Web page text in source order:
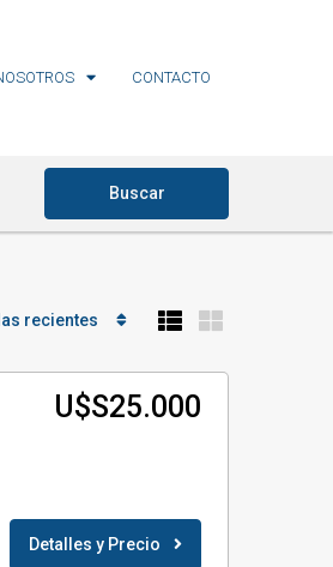
CONTACTO
Buscar
recientes
U$S25.000
Detalles y Precio